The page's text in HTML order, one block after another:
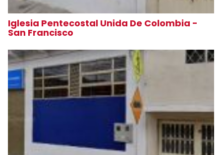
Iglesia Pentecostal Unida De Colombia -
San Francisco